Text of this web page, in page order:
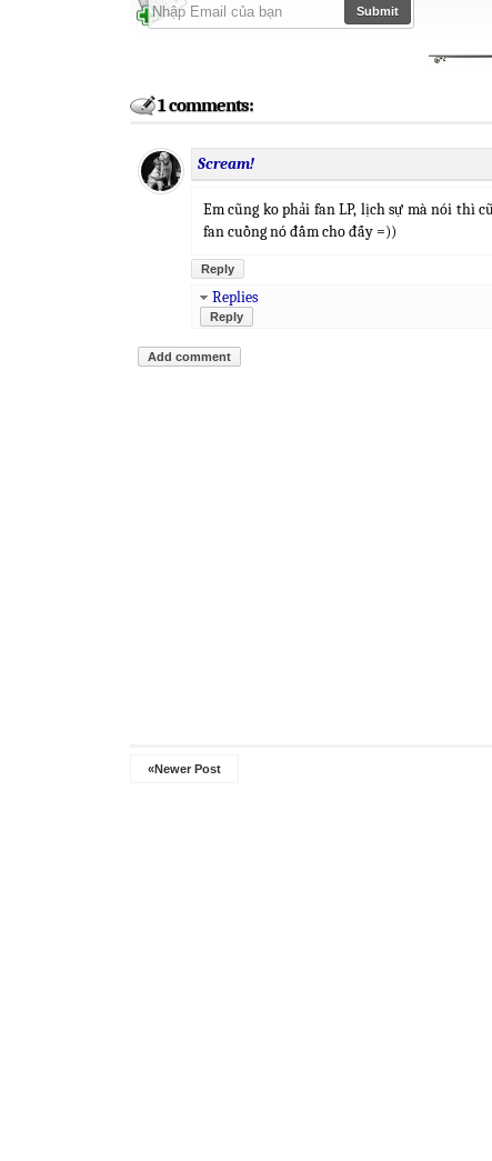
1 comments:
Scream!
Em cũng ko phải fan LP, lịch sự mà nói thì
fan cuồng nó đấm cho đấy =))
Reply
Replies
Reply
Add comment
«Newer Post